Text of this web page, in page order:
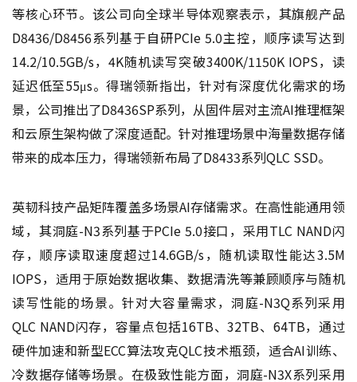
等核心环节。该公司向全球半导体观察表示，其旗舰产品
D8436/D8456系列基于自研PCIe 5.0主控，顺序读写达到
14.2/10.5GB/s，4K随机读写突破3400K/1150K IOPS，读
延迟低至55μs。得瑞领新指出，针对有深度优化需求的场
景，公司推出了D8436SP系列，从固件层对主流AI推理框架
和云原生架构做了深度适配。针对推理场景中海量数据存储
带来的成本压力，得瑞领新布局了D8433系列QLC SSD。
英韧科技产品矩阵覆盖多场景AI存储需求。在高性能通用领
域，其洞庭-N3系列基于PCIe 5.0接口，采用TLC NAND闪
存，顺序读取速度超过14.6GB/s，随机读取性能达3.5M
IOPS，适用于原始数据收集、数据清洗等兼顾顺序与随机
读写性能的场景。针对大容量需求，洞庭-N3Q系列采用
QLC NAND闪存，容量点包括16TB、32TB、64TB，通过
硬件加速和新型ECC算法攻克QLC技术瓶颈，适合AI训练、
冷数据存储等场景。在极致性能方面，洞庭-N3X系列采用